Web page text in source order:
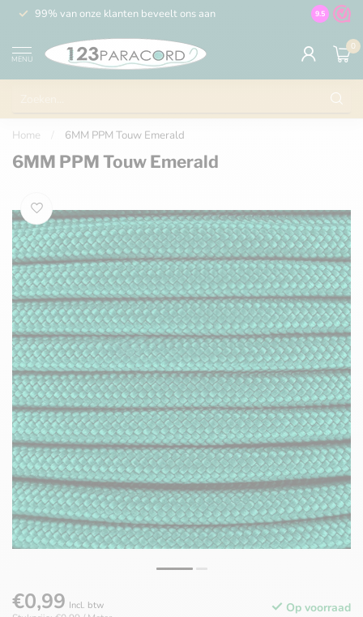
99% van onze klanten beveelt ons aan 100% de
9.5
MENU
0
Home 6MM PPM Touw Emerald
6MM PPM Touw Emerald
€0,99 Incl. btw Op voorraad